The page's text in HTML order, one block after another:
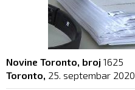
Novine Toronto, broj 1625
Toronto, 25. septembar 2020.